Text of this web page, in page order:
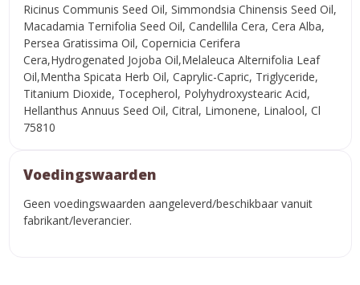
Ricinus Communis Seed Oil, Simmondsia Chinensis Seed Oil,
Macadamia Ternifolia Seed Oil, Candellila Cera, Cera Alba,
Persea Gratissima Oil, Copernicia Cerifera
Cera,Hydrogenated Jojoba Oil,Melaleuca Alternifolia Leaf
Oil,Mentha Spicata Herb Oil, Caprylic-Capric, Triglyceride,
Titanium Dioxide, Tocepherol, Polyhydroxystearic Acid,
Hellanthus Annuus Seed Oil, Citral, Limonene, Linalool, Cl
75810
Voedingswaarden
Geen voedingswaarden aangeleverd/beschikbaar vanuit
fabrikant/leverancier.